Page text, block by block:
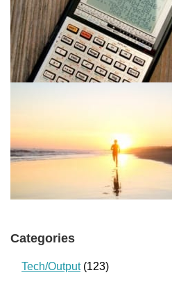
Categories
Tech/Output(123)